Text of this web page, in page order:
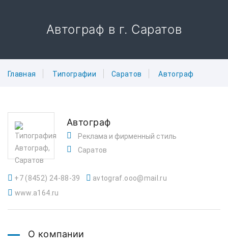
Автограф в г. Саратов
Главная Типографии Саратов Автограф
Автограф
Реклама и фирменный стиль
Саратов
+7 (8452) 24-88-39
avtograf.ooo@mail.ru
www.a164.ru
О компании